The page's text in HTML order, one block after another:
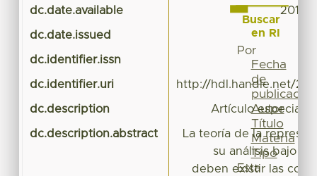
dc.date.available 2017-
dc.date.issued
dc.identifier.issn
dc.identifier.uri http://hdl.handle.net/
dc.description Artículo
dc.description.abstract
La teoría de la
su análisis bajo el
deben existir las
Buscar
en RI
Por
Fecha
de
publicación
Autor
Título
Materia
Tipo
Esta